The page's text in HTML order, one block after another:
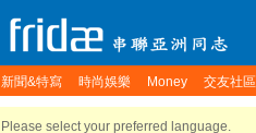
新聞&特寫 時尚娛樂 Money 交友社區
Please select your preferred language.